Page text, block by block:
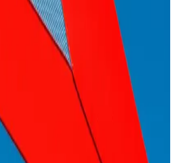
ve tedavi yöntemleri hakkında güncel
doğal bakım önerileri ile saçlarınızın
görünüm kazanın.
Beslenme ve Günlük
ve yaşam alışkanlıkları önemli.
saçlarınızı güçlendirin, doğal
Bakımı: Etkili ve
ile Saç Sağlığını Koruma